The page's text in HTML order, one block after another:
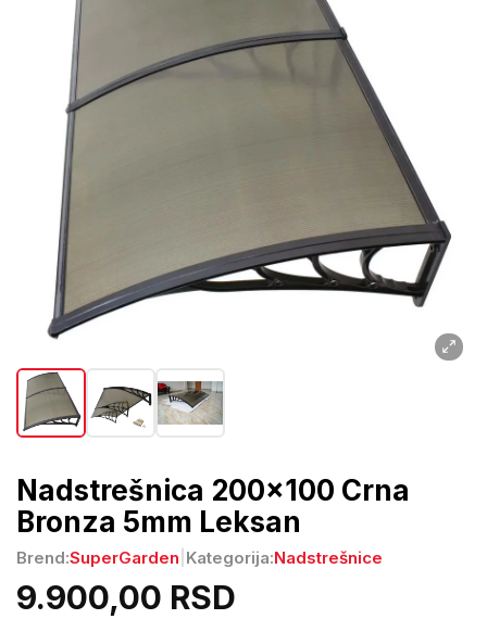
Nadstrešnica 200x100 Crna
Bronza 5mm Leksan
Brend:SuperGarden Kategorija:Nadstrešnice
9.900,00 RSD